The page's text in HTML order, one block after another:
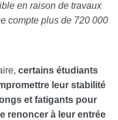
en raison de travaux
compte plus de 720 000
certains étudiants
leur stabilité
et fatigants pour
renoncer à leur entrée